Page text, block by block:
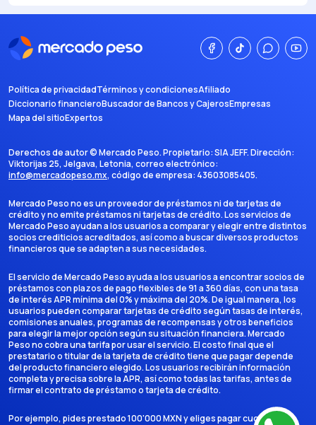
Política de privacidadTérminos y condicionesAfiliado
Diccionario financieroBuscador de Bancos y CajerosEmpresas
Mapa del sitioExpertos
Derechos de autor ©Mercado Peso. Propietario:SIA JEFF. Dirección:
Viktorijas 25, Jelgava, Letonia, correo electrónico:
info@mercadopeso.mx, código de empresa: 43603085405.
Mercado Peso no es un proveedor de préstamos ni de tarjetas de
crédito y no emite préstamos ni tarjetas de crédito. Los servicios de
Mercado Peso ayudan a los usuarios a comparar y elegir entre distintos
socios crediticios acreditados, así como a buscar diversos productos
financieros que se adapten a sus necesidades.
El servicio de Mercado Peso ayuda a los usuarios a encontrar socios de
préstamos con plazos de pago flexibles de 91 a 360 días, con una tasa
de interés APR mínima del 0% y máxima del 20%. De igual manera, los
usuarios pueden comparar tarjetas de crédito según tasas de interés,
comisiones anuales, programas de recompensas y otros beneficios
para elegir la mejor opción según su situación financiera. Mercado
Peso no cobra una tarifa por usar el servicio. El costo final que el
prestatario o titular de la tarjeta de crédito tiene que pagar depende
del producto financiero elegido. Los usuarios recibirán información
completa y precisa sobre la APR, así como todas las tarifas, antes de
firmar el contrato de préstamo o tarjeta de crédito.
Por ejemplo, pides prestado 100'000 MXN y eliges pagar cuotas en 6